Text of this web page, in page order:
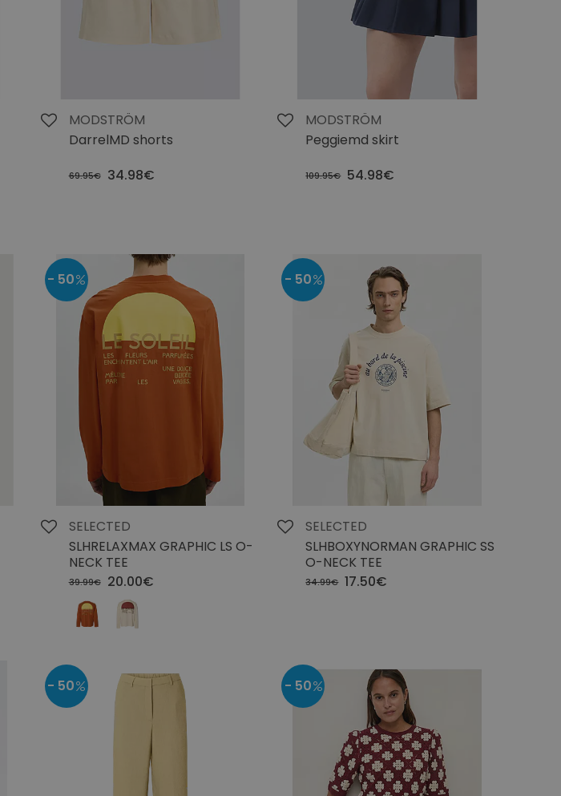
MODSTRÖM
DarrelMD shorts
69.95€ 34.98€
MODSTRÖM
Peggiemd skirt
109.95€ 54.98€
SELECTED
SLHRELAXMAX GRAPHIC LS O-
NECK TEE
39.99€ 20.00€
- 50
SELECTED
SLHBOXYNORMAN GRAPHIC SS
O-NECK TEE
34.99€ 17.50€
- 50
- 50 - 50